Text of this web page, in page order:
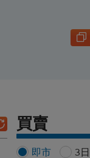
買賣
即市 3日